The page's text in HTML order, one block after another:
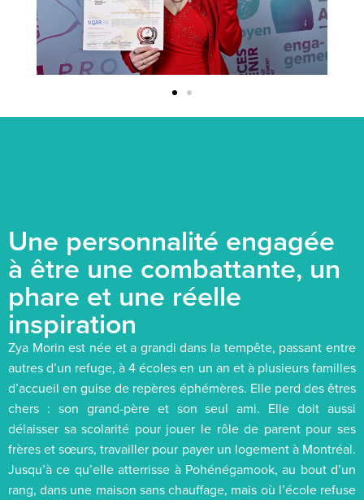
Une personnalité engagée
à être une combattante, un
phare et une réelle
inspiration
Zya Morin est née et a grandi dans la tempête, passant entre
autres d’un refuge, à 4 écoles en un an et à plusieurs familles
d’accueil en guise de repères éphémères. Elle perd des êtres
chers : son grand-père et son seul ami. Elle doit aussi
délaisser sa scolarité pour jouer le rôle de parent pour ses
frères et sœurs, travailler pour payer un logement à Montréal.
Jusqu’à ce qu’elle atterrisse à Pohénégamook, au bout d’un
rang, dans une maison sans chauffage, mais où l’école refuse